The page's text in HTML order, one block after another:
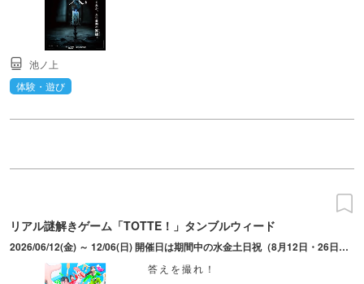
池ノ上
体験・遊び
リアル謎解きゲーム「TOTTE！」タンブルウィード
2026/06/12(金) ～ 12/06(日) 開催日は期間中の水金土日祝（8月12日・26日除く）、8月10日・11日・13日、11月2日。開催時間は平日13:20/15:10/17:30/19:20。土日祝9:40/11:30/13:50/15:40/17:30/19:20。開場は開演の10分前。入場締切は2分前。
答えを撮れ！